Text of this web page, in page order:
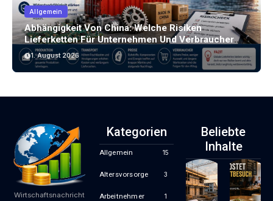
Allgemein
Abhängigkeit Von China: Welche Risiken
Lieferketten Für Unternehmen Und Verbraucher
Bergen
1. August 2026
Wirtschaftsnachricht
Kategorien
Allgemein 15
Altersvorsorge 3
Arbeitnehmer 1
Beliebte
Inhalte